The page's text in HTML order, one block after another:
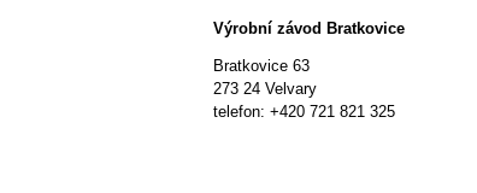
Výrobní závod Bratkovice
Bratkovice 63
273 24 Velvary
telefon: +420 721 821 325